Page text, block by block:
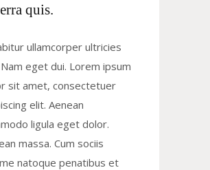
quis.
ullamcorper ultricies
eget dui. Lorem ipsum
sit amet, consectetuer
elit. Aenean
ligula eget dolor.
massa. Cum sociis
natoque penatibus et